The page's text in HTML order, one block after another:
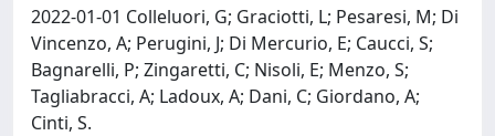
2022-01-01 Colleluori, G; Graciotti, L; Pesaresi, M; Di
Vincenzo, A; Perugini, J; Di Mercurio, E; Caucci, S;
Bagnarelli, P; Zingaretti, C; Nisoli, E; Menzo, S;
Tagliabracci, A; Ladoux, A; Dani, C; Giordano, A;
Cinti, S.